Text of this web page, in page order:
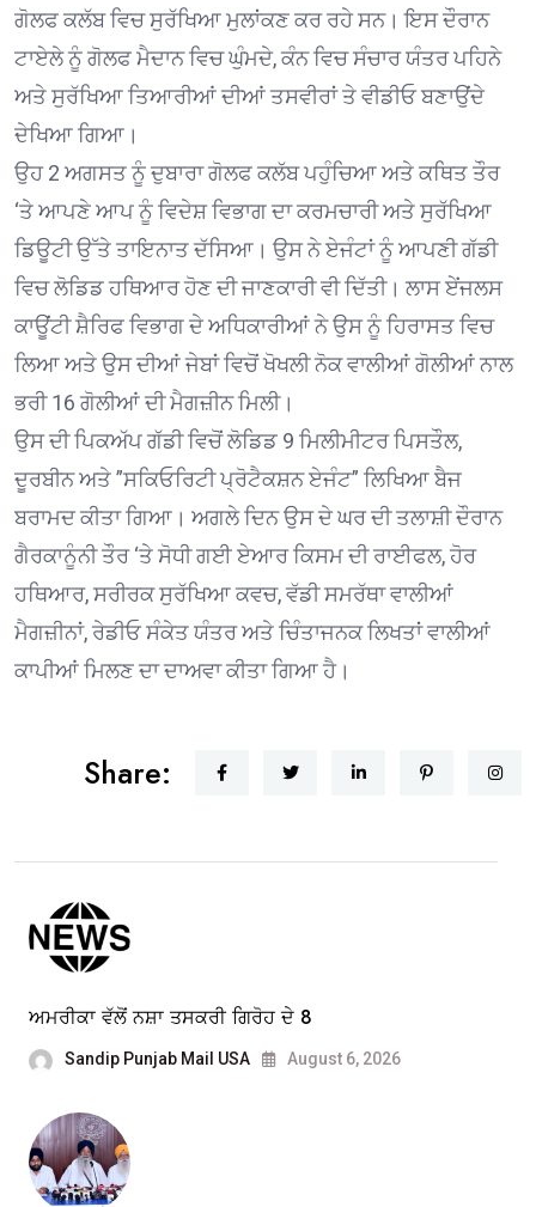
ਗੋਲਫ ਕਲੱਬ ਵਿਚ ਸੁਰੱਖਿਆ ਮੁਲਾਂਕਣ ਕਰ ਰਹੇ ਸਨ। ਇਸ ਦੌਰਾਨ
ਟਾਏਲੇ ਨੂੰ ਗੋਲਫ ਮੈਦਾਨ ਵਿਚ ਘੁੰਮਦੇ, ਕੰਨ ਵਿਚ ਸੰਚਾਰ ਯੰਤਰ ਪਹਿਨੇ
ਅਤੇ ਸੁਰੱਖਿਆ ਤਿਆਰੀਆਂ ਦੀਆਂ ਤਸਵੀਰਾਂ ਤੇ ਵੀਡੀਓ ਬਣਾਉਂਦੇ
ਦੇਖਿਆ ਗਿਆ।
ਉਹ 2 ਅਗਸਤ ਨੂੰ ਦੁਬਾਰਾ ਗੋਲਫ ਕਲੱਬ ਪਹੁੰਚਿਆ ਅਤੇ ਕਥਿਤ ਤੌਰ
‘ਤੇ ਆਪਣੇ ਆਪ ਨੂੰ ਵਿਦੇਸ਼ ਵਿਭਾਗ ਦਾ ਕਰਮਚਾਰੀ ਅਤੇ ਸੁਰੱਖਿਆ
ਡਿਊਟੀ ਉੱਤੇ ਤਾਇਨਾਤ ਦੱਸਿਆ। ਉਸ ਨੇ ਏਜੰਟਾਂ ਨੂੰ ਆਪਣੀ ਗੱਡੀ
ਵਿਚ ਲੋਡਿਡ ਹਥਿਆਰ ਹੋਣ ਦੀ ਜਾਣਕਾਰੀ ਵੀ ਦਿੱਤੀ। ਲਾਸ ਏਂਜਲਸ
ਕਾਊਂਟੀ ਸ਼ੈਰਿਫ ਵਿਭਾਗ ਦੇ ਅਧਿਕਾਰੀਆਂ ਨੇ ਉਸ ਨੂੰ ਹਿਰਾਸਤ ਵਿਚ
ਲਿਆ ਅਤੇ ਉਸ ਦੀਆਂ ਜੇਬਾਂ ਵਿਚੋਂ ਖੋਖਲੀ ਨੋਕ ਵਾਲੀਆਂ ਗੋਲੀਆਂ ਨਾਲ
ਭਰੀ 16 ਗੋਲੀਆਂ ਦੀ ਮੈਗਜ਼ੀਨ ਮਿਲੀ।
ਉਸ ਦੀ ਪਿਕਅੱਪ ਗੱਡੀ ਵਿਚੋਂ ਲੋਡਿਡ 9 ਮਿਲੀਮੀਟਰ ਪਿਸਤੌਲ,
ਦੂਰਬੀਨ ਅਤੇ ”ਸਕਿਓਰਿਟੀ ਪ੍ਰੋਟੈਕਸ਼ਨ ਏਜੰਟ” ਲਿਖਿਆ ਬੈਜ
ਬਰਾਮਦ ਕੀਤਾ ਗਿਆ। ਅਗਲੇ ਦਿਨ ਉਸ ਦੇ ਘਰ ਦੀ ਤਲਾਸ਼ੀ ਦੌਰਾਨ
ਗੈਰਕਾਨੂੰਨੀ ਤੌਰ ‘ਤੇ ਸੋਧੀ ਗਈ ਏਆਰ ਕਿਸਮ ਦੀ ਰਾਈਫਲ, ਹੋਰ
ਹਥਿਆਰ, ਸਰੀਰਕ ਸੁਰੱਖਿਆ ਕਵਚ, ਵੱਡੀ ਸਮਰੱਥਾ ਵਾਲੀਆਂ
ਮੈਗਜ਼ੀਨਾਂ, ਰੇਡੀਓ ਸੰਕੇਤ ਯੰਤਰ ਅਤੇ ਚਿੰਤਾਜਨਕ ਲਿਖਤਾਂ ਵਾਲੀਆਂ
ਕਾਪੀਆਂ ਮਿਲਣ ਦਾ ਦਾਅਵਾ ਕੀਤਾ ਗਿਆ ਹੈ।
Share:
ਅਮਰੀਕਾ ਵੱਲੋਂ ਨਸ਼ਾ ਤਸਕਰੀ ਗਿਰੋਹ ਦੇ 8
Sandip Punjab Mail USA August 6, 2026